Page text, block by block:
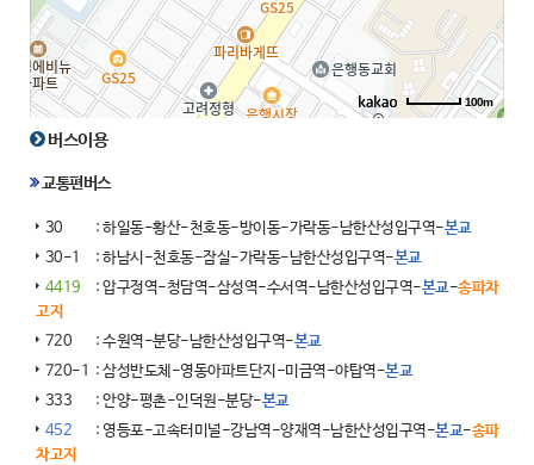
100m
버스이용
교통편버스
30 : 하일동-황산-천호동-방이동-가락동-남한산성입구역-본교
30-1
: 하남시-천호동-잠실-가락동-남한산성입구역-본교
4419
: 압구정역-청담역-삼성역-수서역-남한산성입구역-본교-송파차
고지
720
: 수원역-분당-남한산성입구역-본교
720-1 : 삼성반도체-영동아파트단지-미금역-야탑역-본교
333
: 안양-평촌-인덕원-분당-본교
452
: 영등포-고속터미널-강남역-양재역-남한산성입구역-본교-송파
차고지